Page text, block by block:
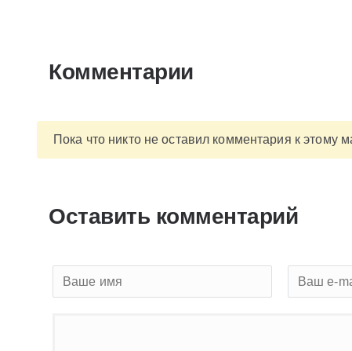
Комментарии
Пока что никто не оставил комментария к
Оставить комментарий